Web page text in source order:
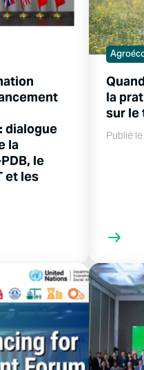
dialogue
la
le
et les
la
sur le
Publié